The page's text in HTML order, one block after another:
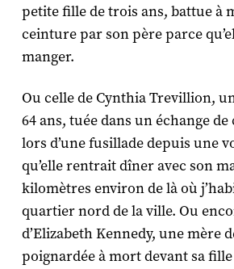
petite fille de trois ans, battue à
ceinture par son père parce
manger.
Ou celle de Cynthia Trevillion,
64 ans, tuée dans un échange
lors d’une fusillade depuis une
qu’elle rentrait dîner avec son
kilomètres environ de là où
quartier nord de la ville. Ou
d’Elizabeth Kennedy, une mère
poignardée à mort devant sa fille